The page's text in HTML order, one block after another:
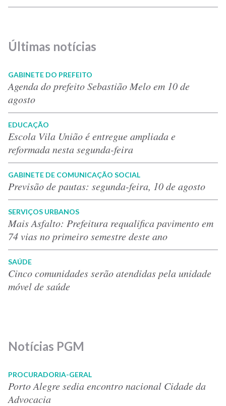
Últimas notícias
GABINETE DO PREFEITO
Agenda do prefeito Sebastião Melo em 10 de
agosto
EDUCAÇÃO
Escola Vila União é entregue ampliada e
reformada nesta segunda-feira
GABINETE DE COMUNICAÇÃO SOCIAL
Previsão de pautas: segunda-feira, 10 de agosto
SERVIÇOS URBANOS
Mais Asfalto: Prefeitura requalifica pavimento em
74 vias no primeiro semestre deste ano
SAÚDE
Cinco comunidades serão atendidas pela unidade
móvel de saúde
Notícias PGM
PROCURADORIA-GERAL
Porto Alegre sedia encontro nacional Cidade da
Advocacia